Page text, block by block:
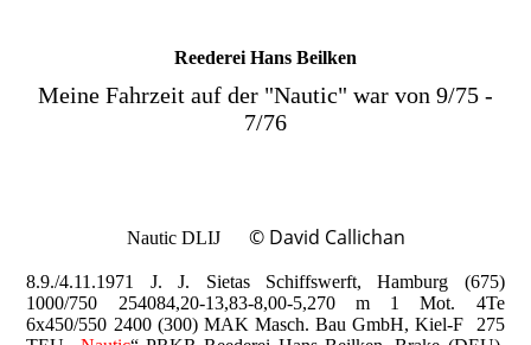
Reederei Hans Beilken
Meine Fahrzeit auf der "Nautic" war von 9/75 -
7/76
Nautic DLIJ © David Callichan
8.9./4.11.1971 J. J. Sietas Schiffswerft, Hamburg (675)
1000/750 254084,20-13,83-8,00-5,270 m 1 Mot. 4Te
6x450/550 2400 (300) MAK Masch. Bau GmbH, Kiel-F 275